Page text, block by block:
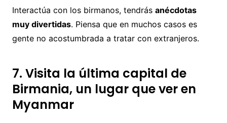
Interactúa con los birmanos, tendrás anécdotas
muy divertidas. Piensa que en muchos casos es
gente no acostumbrada a tratar con extranjeros.
7. Visita la última capital de
Birmania, un lugar que ver en
Myanmar